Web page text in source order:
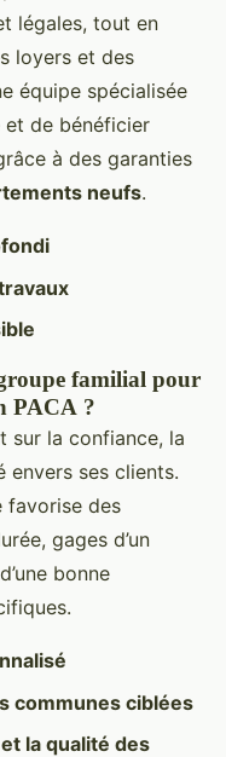
légales, tout en
loyers et des
équipe spécialisée
et de bénéficier
à des garanties
neufs.
familial pour
PACA ?
sur la confiance, la
ses clients.
favorise des
gages d’un
bonne
communes ciblées
la qualité des